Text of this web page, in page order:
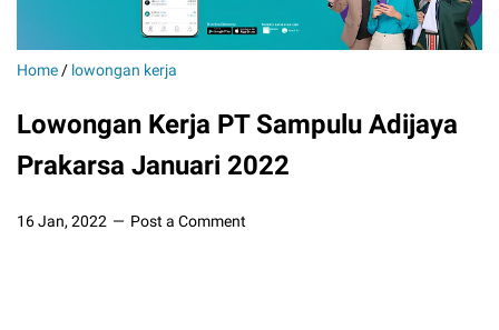
Home / lowongan kerja
Lowongan Kerja PT Sampulu Adijaya
Prakarsa Januari 2022
16 Jan, 2022 Post a Comment